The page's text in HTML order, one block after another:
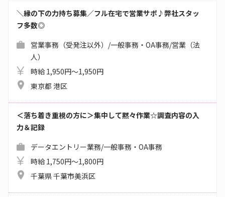
＼縁の下の力持ち募集／フル在宅で営業サポ♪弊社スタッ
フ多数◎
営業事務（受発注以外）/一般事務・OA事務/営業（法
人）
時給 1,950円～1,950円
東京都 港区
＜落ち着き重視の方に＞集中して黙々作業☆調査内容の入
力＆記録
データエントリー業務/一般事務・OA事務
時給 1,750円～1,800円
千葉県 千葉市美浜区